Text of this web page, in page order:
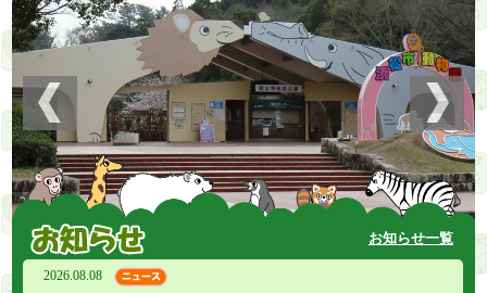
お知らせ一覧
2026.08.08